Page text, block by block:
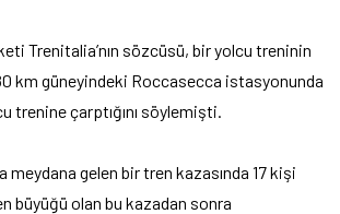
Trenitalia’nın sözcüsü, bir yolcu treninin
km güneyindeki Roccasecca istasyonunda
trenine çarptığını söylemişti.
meydana gelen bir tren kazasında 17 kişi
büyüğü olan bu kazadan sonra